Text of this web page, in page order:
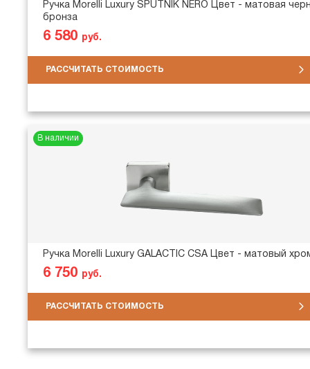
Ручка Morelli Luxury SPUTNIK NERO Цвет - матовая
бронза
6 580 руб.
РАССЧИТАТЬ СТОИМОСТЬ
В наличии
Ручка Morelli Luxury GALACTIC CSA Цвет - матовый
6 750 руб.
РАССЧИТАТЬ СТОИМОСТЬ